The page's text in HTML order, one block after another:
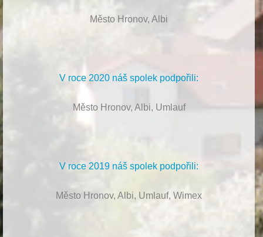
Město Hronov, Albi
V roce 2020 náš spolek podpořili:
Město Hronov, Albi, Umlauf
V roce 2019 náš spolek podpořili:
Město Hronov, Albi, Umlauf, Wimex